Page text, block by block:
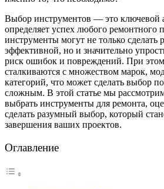
Выбор инструментов — это ключевой
определяет успех любого ремонтного
инструменты могут не только сделать
эффективной, но и значительно
риск ошибок и повреждений. При
сталкиваются с множеством марок,
категорий, что может сделать выбор
сложным. В этой статье мы
выбрать инструменты для ремонта,
сделать разумный выбор, который
завершения ваших проектов.
Оглавление